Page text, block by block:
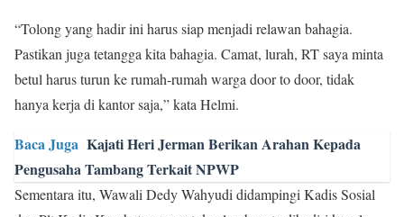
“Tolong yang hadir ini harus siap menjadi relawan bahagia.
Pastikan juga tetangga kita bahagia. Camat, lurah, RT saya minta
betul harus turun ke rumah-rumah warga door to door, tidak
hanya kerja di kantor saja,” kata Helmi.
Baca Juga Kajati Heri Jerman Berikan Arahan Kepada
Pengusaha Tambang Terkait NPWP
Sementara itu, Wawali Dedy Wahyudi didampingi Kadis Sosial